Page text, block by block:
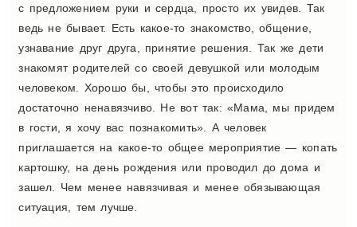
с предложением руки и сердца, просто их увидев. Так
ведь не бывает. Есть какое-то знакомство, общение,
узнавание друг друга, принятие решения. Так же дети
знакомят родителей со своей девушкой или молодым
человеком. Хорошо бы, чтобы это происходило
достаточно ненавязчиво. Не вот так: «Мама, мы придем
в гости, я хочу вас познакомить». А человек
приглашается на какое-то общее мероприятие — копать
картошку, на день рождения или проводил до дома и
зашел. Чем менее навязчивая и менее обязывающая
ситуация, тем лучше.